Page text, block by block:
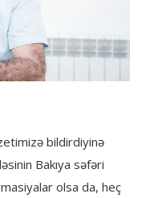
bildirdiyinə
Bakıya səfəri
olsa da, heç